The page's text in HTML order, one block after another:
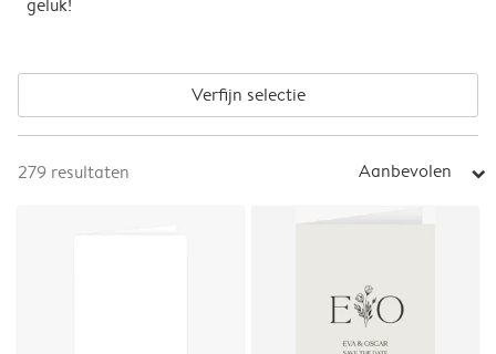
geluk!
Verfijn selectie
279 resultaten Aanbevolen arrow_right